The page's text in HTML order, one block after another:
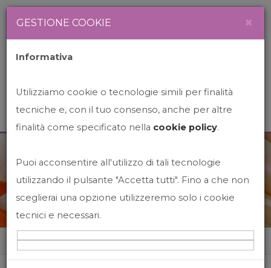
News&Events
Home News&events
GESTIONE COOKIE ×
Informativa
Utilizziamo cookie o tecnologie simili per finalità
tecniche e, con il tuo consenso, anche per altre
finalità come specificato nella cookie policy.
Puoi acconsentire all'utilizzo di tali tecnologie
utilizzando il pulsante "Accetta tutti". Fino a che non
sceglierai una opzione utilizzeremo solo i cookie
tecnici e necessari.